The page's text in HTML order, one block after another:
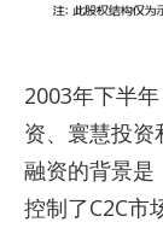
2003年下半
资、寰慧投资
融资的背景是
控制了C2C市